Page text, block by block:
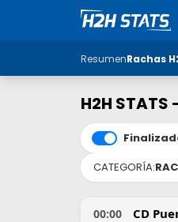
ResumenRachas
H2H
CATEGORÍA:
00:00 CD